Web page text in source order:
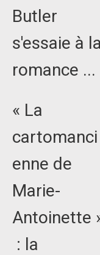
Butler
s'essaie à la
romance ...
« La
cartomanci
enne de
Marie-
Antoinette
: la